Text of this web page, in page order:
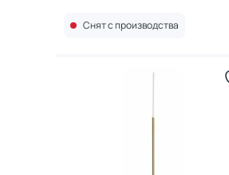
Снят с производства